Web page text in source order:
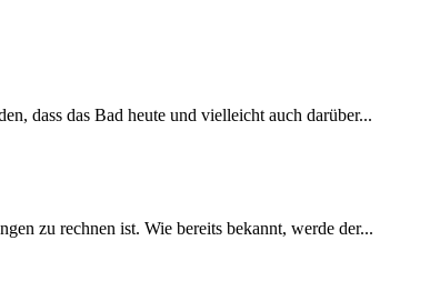
dass das Bad heute und vielleicht auch darüber...
zu rechnen ist. Wie bereits bekannt, werde der...